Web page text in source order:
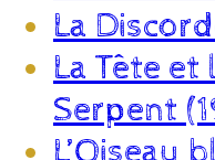
La
La Tête et
Serpent